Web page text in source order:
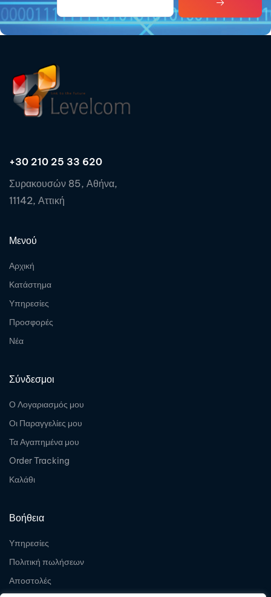
+30 210 25 33 620
Συρακουσών 85, Αθήνα,
11142, Αττική
Μενού
Αρχική
Κατάστημα
Υπηρεσίες
Προσφορές
Νέα
Σύνδεσμοι
Ο Λογαριασμός μου
Οι Παραγγελίες μου
Τα Αγαπημένα μου
Order Tracking
Καλάθι
Βοήθεια
Υπηρεσίες
Πολιτική πωλήσεων
Αποστολές